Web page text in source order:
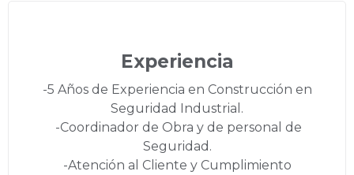
Experiencia
-5 Años de Experiencia en Construcción en
Seguridad Industrial.
-Coordinador de Obra y de personal de
Seguridad.
-Atención al Cliente y Cumplimiento